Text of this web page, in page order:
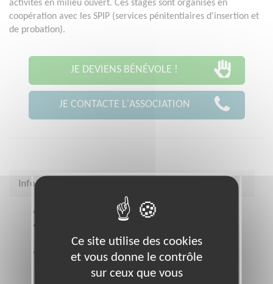
activités en milieu ouvert. Ces stages sont organisés en
coopération avec les SPIP (services pénitentiaires d'insertion et
de probation).
JE DEVIENS BÉNÉVOLE !
JE CONTACTE L'ASSOCIATION
Infos pratiques
assoclip.fr
75013 (75013)
Heures d'ouverture
Ce site utilise des cookies
et vous donne le contrôle
sur ceux que vous